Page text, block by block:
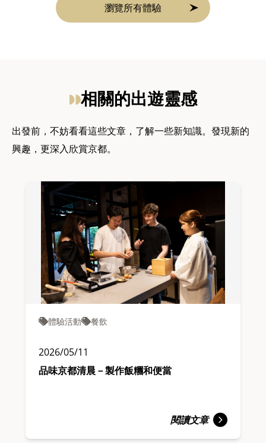
瀏覽所有體驗
相關的出遊靈感
出發前，不妨看看這些文章，了解一些新知識。發現新的
興趣，更深入欣賞京都。
體驗活動 餐飲
2026/05/11
品味京都清晨－製作飯糰和便當
閱讀文章